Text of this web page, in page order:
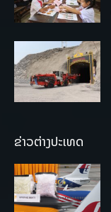
ຂ່າວຕ່າງປະເທດ